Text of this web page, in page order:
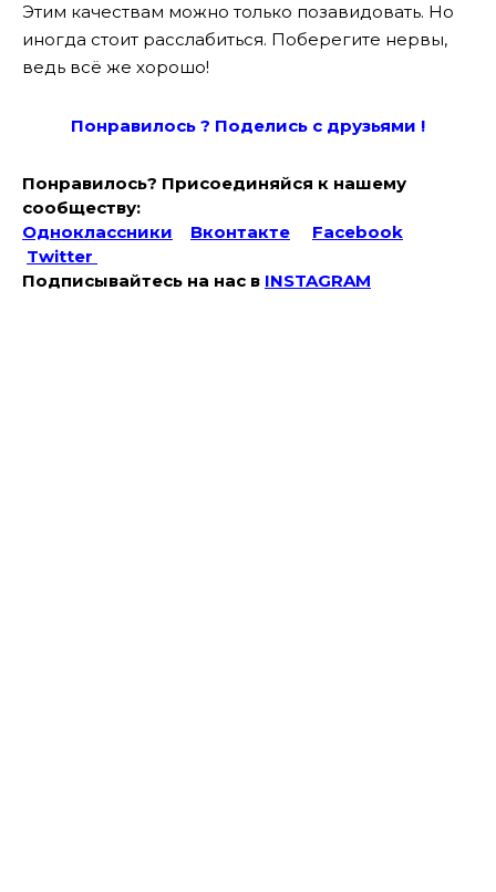
Этим качествам можно только позавидовать. Но
иногда стоит расслабиться. Поберегите нервы,
ведь всё же хорошо!
Понравилось ? Поделись с друзьями !
Понравилось? Присоединяйся к нашему
сообществу:
Одноклассники
Вконтакте
Facebook
Twitter
Подписывайтесь на наc в INSTAGRAM